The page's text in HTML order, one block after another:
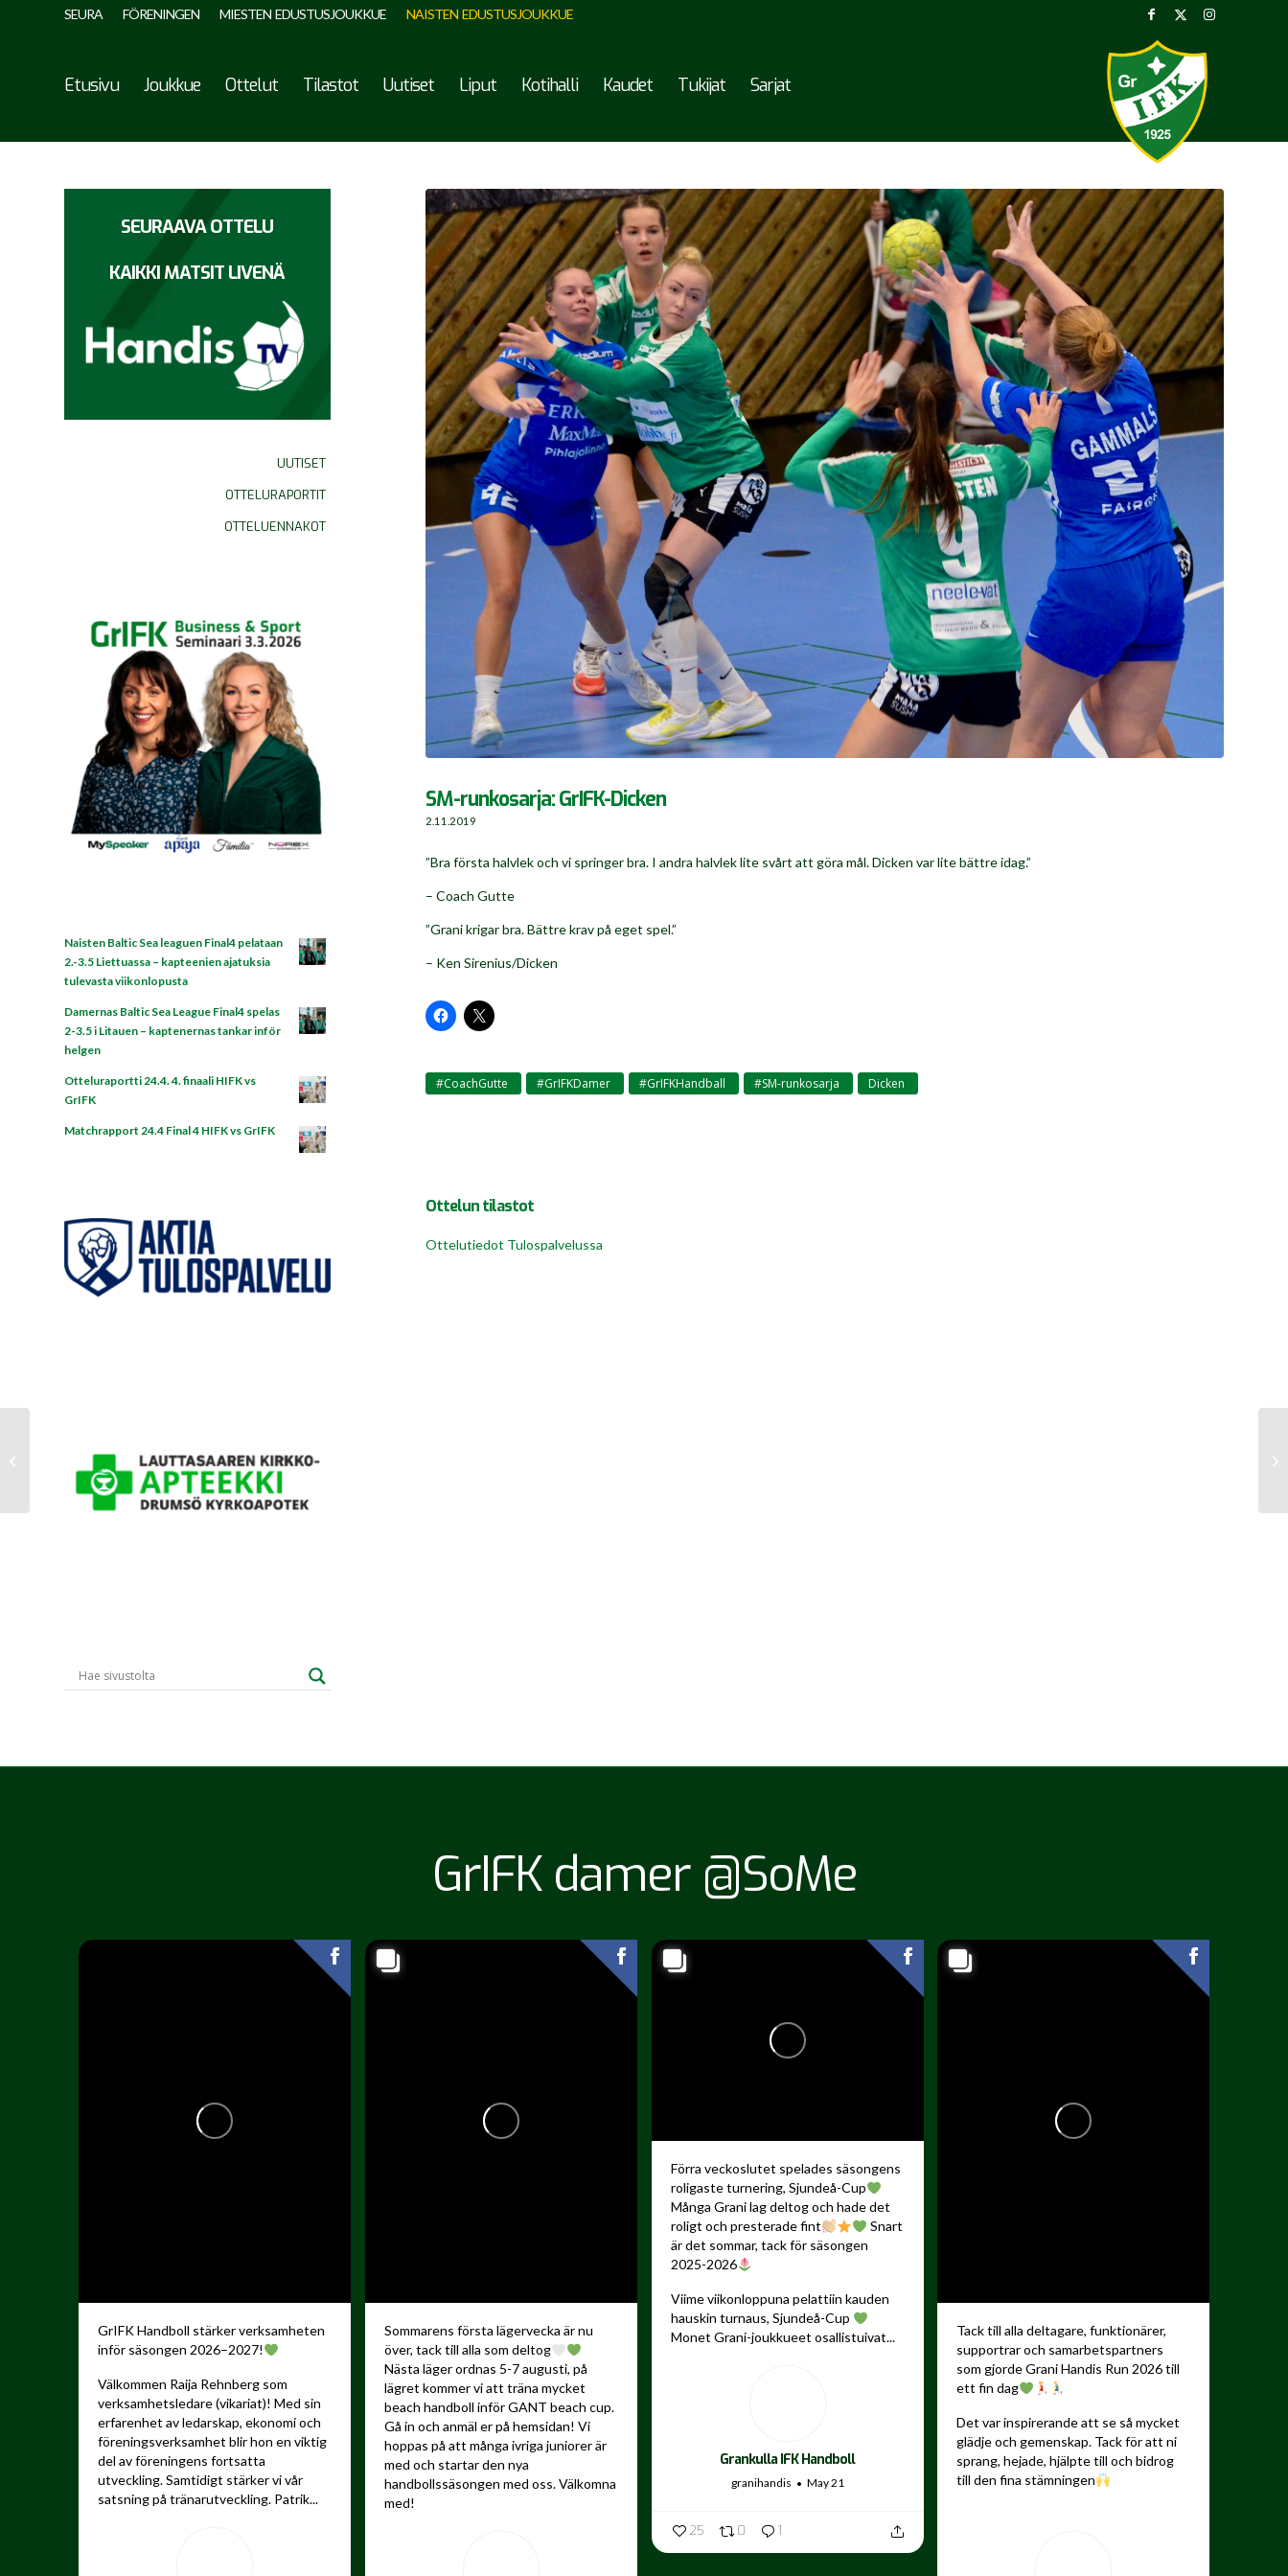
SEURA FÖRENINGEN MIESTEN EDUSTUSJOUKKUE NAISTEN EDUSTUSJOUKKUE
Etusivu Joukkue Ottelut Tilastot Uutiset Liput Kotihalli Kaudet Tukijat Sarjat
SM-runkosarja: GrIFK-Dicken
2.11.2019
”Bra första halvlek och vi springer bra. I andra halvlek lite svårt att göra mål. Dicken var lite bättre idag.”
– Coach Gutte
”Grani krigar bra. Bättre krav på eget spel.”
– Ken Sirenius/Dicken
#CoachGutte #GrIFKDamer #GrIFKHandball #SM-runkosarja Dicken
Ottelun tilastot
Ottelutiedot Tulospalvelussa
SEURAAVA OTTELU
KAIKKI MATSIT LIVENÄ
UUTISET
OTTELURAPORTIT
OTTELUENNAKOT
Naisten Baltic Sea leaguen Final4 pelataan
2.-3.5 Liettuassa – kapteenien ajatuksia
tulevasta viikonlopusta
Damernas Baltic Sea League Final4 spelas
2-3.5 i Litauen – kaptenernas tankar inför
helgen
Otteluraportti 24.4. 4. finaali HIFK vs
GrIFK
Matchrapport 24.4 Final 4 HIFK vs GrIFK
GrIFK damer @SoMe
GrIFK Handboll stärker verksamheten
inför säsongen 2026–2027!
Välkommen Raija Rehnberg som
verksamhetsledare (vikariat)! Med sin
erfarenhet av ledarskap, ekonomi och
föreningsverksamhet blir hon en viktig
del av föreningens fortsatta
utveckling.Samtidigt stärker vi vår
satsning på tränarutveckling. Patrik...
Sommarens första lägervecka är nu
över, tack till alla som deltog
Nästa läger ordnas 5-7 augusti, på
lägret kommer vi att träna mycket
beach handboll inför GANT beach cup.
Gå in och anmäl er på hemsidan! Vi
hoppas på att många ivriga juniorer är
med och startar den nya
handbollssäsongen med oss. Välkomna
med!
Förra veckoslutet spelades säsongens
roligaste turnering, Sjundeå-Cup
Många Grani lag deltog och hade det
roligt och presterade fint
Snart
är det sommar, tack för säsongen
2025-2026
Viime viikonloppuna pelattiin kauden
hauskin turnaus, Sjundeå-Cup
Monet Grani-joukkueet osallistuivat...
Grankulla IFK Handboll
granihandis May 21
25 0 1
Tack till alla deltagare, funktionärer,
supportrar och samarbetspartners
som gjorde Grani Handis Run 2026 till
ett fin dag
Det var inspirerande att se så mycket
glädje och gemenskap. Tack för att ni
sprang, hejade, hjälpte till och bidrog
till den fina stämningen
SM-runkosarja: HIFK-GrIFK